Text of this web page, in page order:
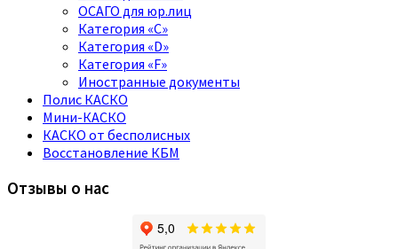
ОСАГО для юр.лиц
Категория «C»
Категория «D»
Категория «F»
Иностранные документы
Полис КАСКО
Мини-КАСКО
КАСКО от бесполисных
Восстановление КБМ
Отзывы о нас